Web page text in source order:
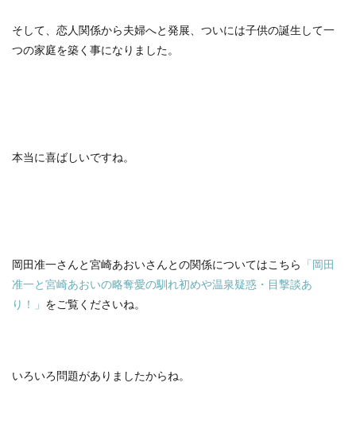
そして、恋人関係から夫婦へと発展、ついには子供の誕生して一
つの家庭を築く事になりました。
本当に喜ばしいですね。
岡田准一さんと宮崎あおいさんとの関係についてはこちら 「岡田
准一と宮崎あおいの略奪愛の馴れ初めや温泉疑惑・目撃談あ
り！」 をご覧くださいね。
いろいろ問題がありましたからね。